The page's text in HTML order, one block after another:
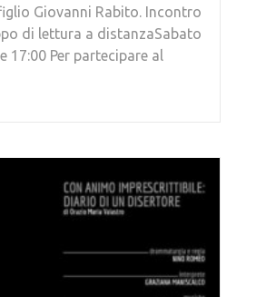
Giovanni Rabito. Incontro
di lettura a distanzaSabato
17:00 Per partecipare al